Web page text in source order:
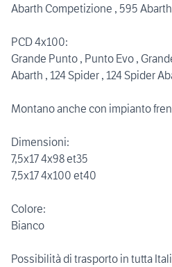
Abarth Competizione , 595
PCD 4x100:
Grande Punto , Punto Evo ,
Abarth , 124 Spider , 124 Spider
Montano anche con impianto
Dimensioni:
7,5x17 4x98 et35
7,5x17 4x100 et40
Colore:
Bianco
Possibilità di trasporto in tutta